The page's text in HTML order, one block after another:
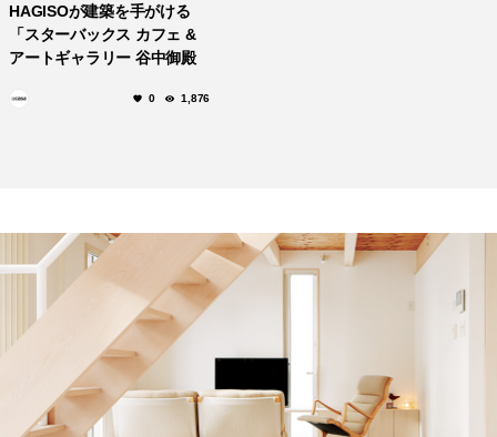
HAGISOが建築を手がける
「スターバックス カフェ &
アートギャラリー 谷中御殿
0 1,876